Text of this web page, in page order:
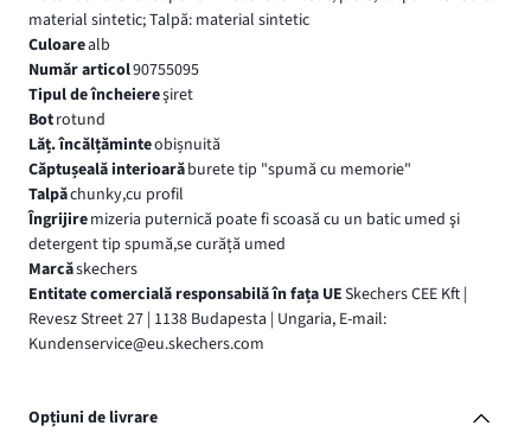
material sintetic; Talpă: material sintetic
Culoarealb
Număr articol90755095
Tipul de încheiereşiret
Botrotund
Lăț. încălțăminteobișnuită
Căptușeală interioarăburete tip "spumă cu memorie"
Talpăchunky,cu profil
Îngrijiremizeria puternică poate fi scoasă cu un batic umed şi
detergent tip spumă,se curăță umed
Marcăskechers
Entitate comercială responsabilă în fața UESkechers CEE Kft |
Revesz Street 27 | 1138 Budapesta | Ungaria, E-mail:
Kundenservice@eu.skechers.com
Opțiuni de livrare